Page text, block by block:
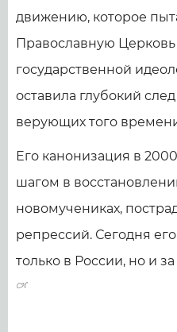
движению, которое
Православную Церковь
государственной
оставила глубокий
верующих того
Его канонизация в
шагом в
новомучениках,
репрессий. Сегодня
только в России, но и